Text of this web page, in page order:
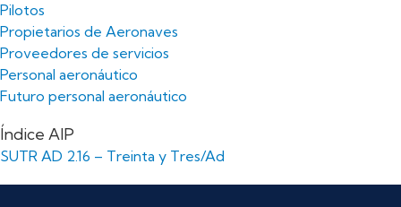
Pilotos
Propietarios de Aeronaves
Proveedores de servicios
Personal aeronáutico
Futuro personal aeronáutico
Índice AIP
SUTR AD 2.16 – Treinta y Tres/Ad